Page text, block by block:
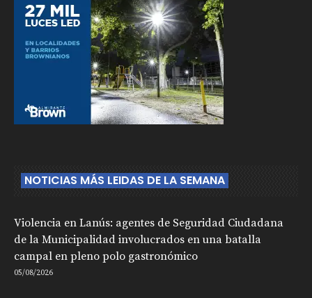
NOTICIAS MÁS LEIDAS DE LA SEMANA
Violencia en Lanús: agentes de Seguridad Ciudadana
de la Municipalidad involucrados en una batalla
campal en pleno polo gastronómico
05/08/2026